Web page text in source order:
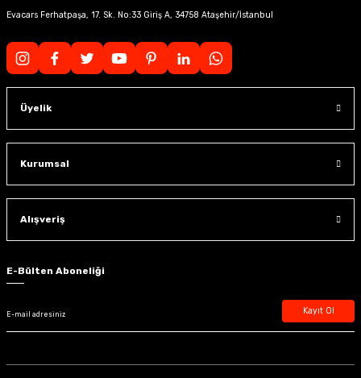
Evacars Ferhatpaşa, 17. Sk. No:33 Giriş A, 34758 Ataşehir/İstanbul
Üyelik
Kurumsal
Alışveriş
E-Bülten Aboneliği
Kayıt Ol